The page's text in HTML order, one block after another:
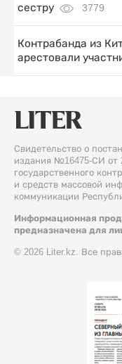
сестру
3779
Контрабанда из
арестовали
Свидетельство о
издания №16475-СИ от
государственного
и средств массовой
коммуникации
Информационная
предназначена для
© 2026 Liter.kz. Все